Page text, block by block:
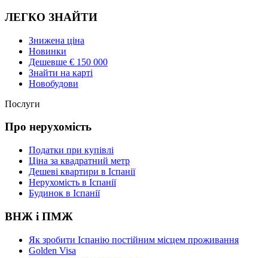
ЛЕГКО ЗНАЙТИ
Знижена ціна
Новинки
Дешевше € 150 000
Знайти на карті
Новобудови
Послуги
Про нерухомість
Податки при купівлі
Ціна за квадратний метр
Дешеві квартири в Іспанії
Нерухомість в Іспанії
Будинок в Іспанії
ВНЖ і ПМЖ
Як зробити Іспанію постійним місцем проживання
Golden Visa